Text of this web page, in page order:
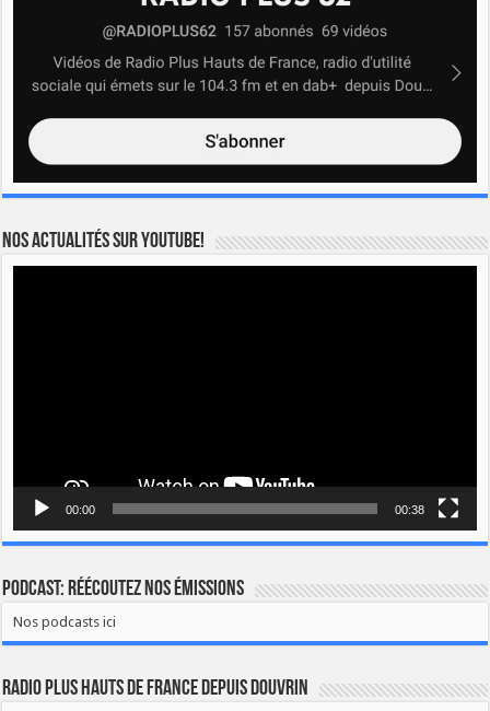
Nos actualités sur YOUTUBE!
00:00 00:38
Podcast: Réécoutez nos émissions
Nos podcasts ici
Radio Plus Hauts de France depuis Douvrin